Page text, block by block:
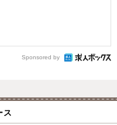
Sponsored by
ス